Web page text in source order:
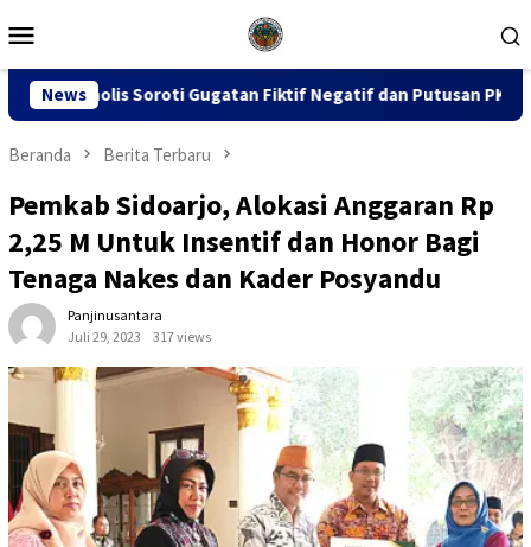
ke
Mobile
NewsFiktif Negatif dan Putusan PK 155 Sidang
Beranda Berita Terbaru
Pemkab Sidoarjo, Alokasi Anggaran Rp
2,25 M Untuk Insentif dan Honor Bagi
Tenaga Nakes dan Kader Posyandu
Panjinusantara
Juli 29, 2023
317 views